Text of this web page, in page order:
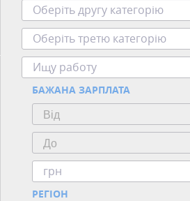
Оберіть другу категорію
Оберіть третю категорію
Ищу работу
БАЖАНА ЗАРПЛАТА
грн
РЕГІОН